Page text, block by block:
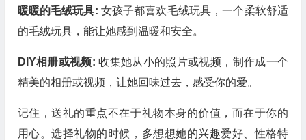
暖暖的毛绒玩具: 女孩子都喜欢毛绒玩具，一个柔软舒适
的毛绒玩具，能让她感到温暖和安全。
DIY相册或视频:收集她从小的照片或视频，制作成一个
精美的相册或视频，让她回味过去，感受你的爱。
记住，送礼的重点不在于礼物本身的价值，而在于你的
用心。选择礼物的时候，多想想她的兴趣爱好、性格特